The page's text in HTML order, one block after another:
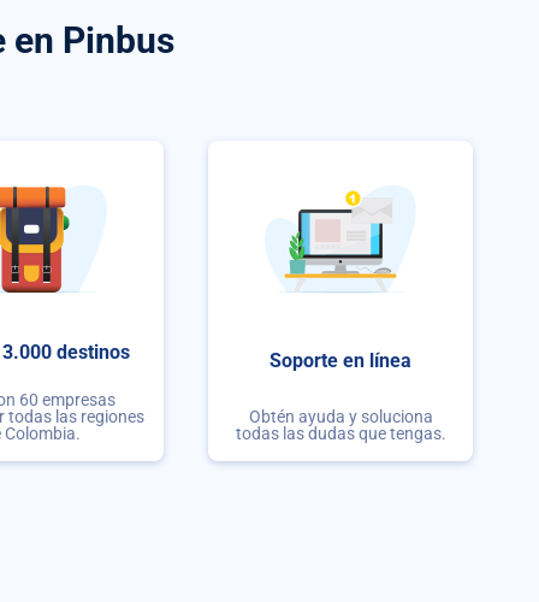
en Pinbus
destinos
60 empresas
todas las regiones
Colombia.
Soporte en línea
Obtén ayuda y soluciona
todas las dudas que tengas.